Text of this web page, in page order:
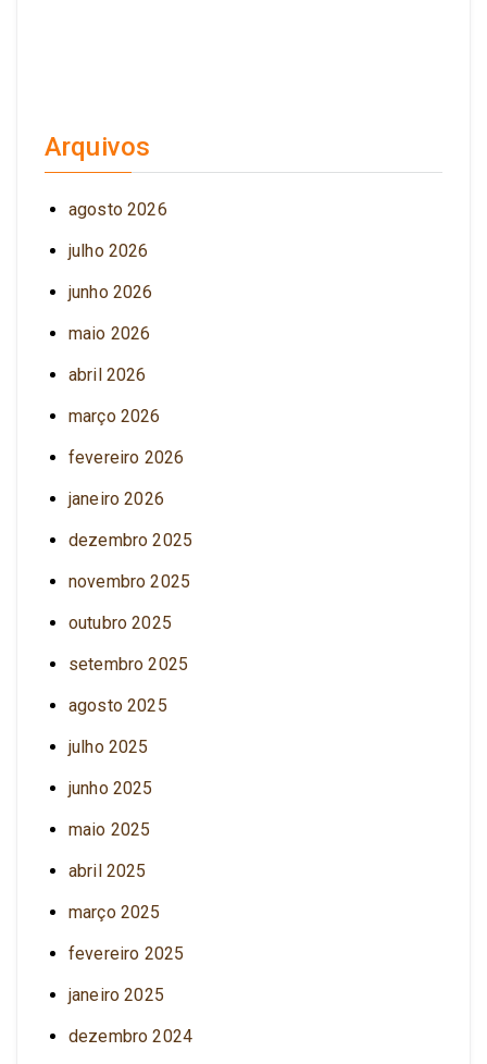
Arquivos
agosto 2026
julho 2026
junho 2026
maio 2026
abril 2026
março 2026
fevereiro 2026
janeiro 2026
dezembro 2025
novembro 2025
outubro 2025
setembro 2025
agosto 2025
julho 2025
junho 2025
maio 2025
abril 2025
março 2025
fevereiro 2025
janeiro 2025
dezembro 2024